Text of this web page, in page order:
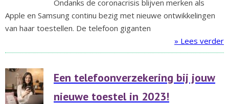
Ondanks de coronacrisis blijven merken als
Apple en Samsung continu bezig met nieuwe ontwikkelingen
van haar toestellen. De telefoon giganten
» Lees verder
Een telefoonverzekering bij jouw
nieuwe toestel in 2023!